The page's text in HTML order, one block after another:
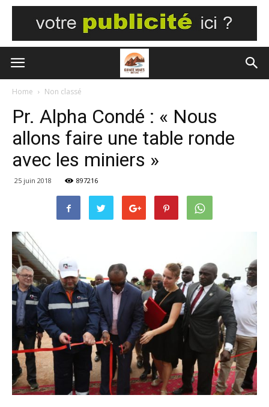
Home Non classé
Pr. Alpha Condé : « Nous
allons faire une table ronde
avec les miniers »
25 juin 2018 897216